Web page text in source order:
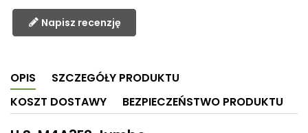
Napisz recenzję
OPIS
SZCZEGÓŁY PRODUKTU
KOSZT DOSTAWY
BEZPIECZEŃSTWO PRODUKTU